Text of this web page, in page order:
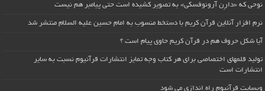
نوحی که «دارِن آرونوفسکی» به تصویر کشیده است حتی پیامبر هم نیست
نرم افزار آنلاین قرآن کریم با دستخط منسوب به امام حسین علیه السلام منتشر شد
آیا شکل حروف هم در قرآن کریم حاوی پیام است ؟
تولید قلمهای اختصاصی برای هر کتاب وجه تمایز انتشارات قرآنیوم نسبت به سایر
انتشارات است
وبسایت قرآنیوم راه اندازی می شود